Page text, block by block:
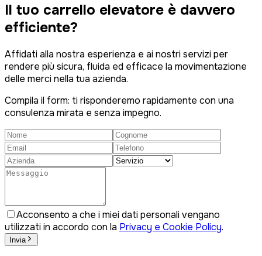
Il tuo carrello elevatore è davvero
efficiente?
Affidati alla nostra esperienza e ai nostri servizi per
rendere più sicura, fluida ed efficace la movimentazione
delle merci nella tua azienda.
Compila il form: ti risponderemo rapidamente con una
consulenza mirata e senza impegno.
Acconsento a che i miei dati personali vengano
utilizzati in accordo con la Privacy e Cookie Policy.
Invia